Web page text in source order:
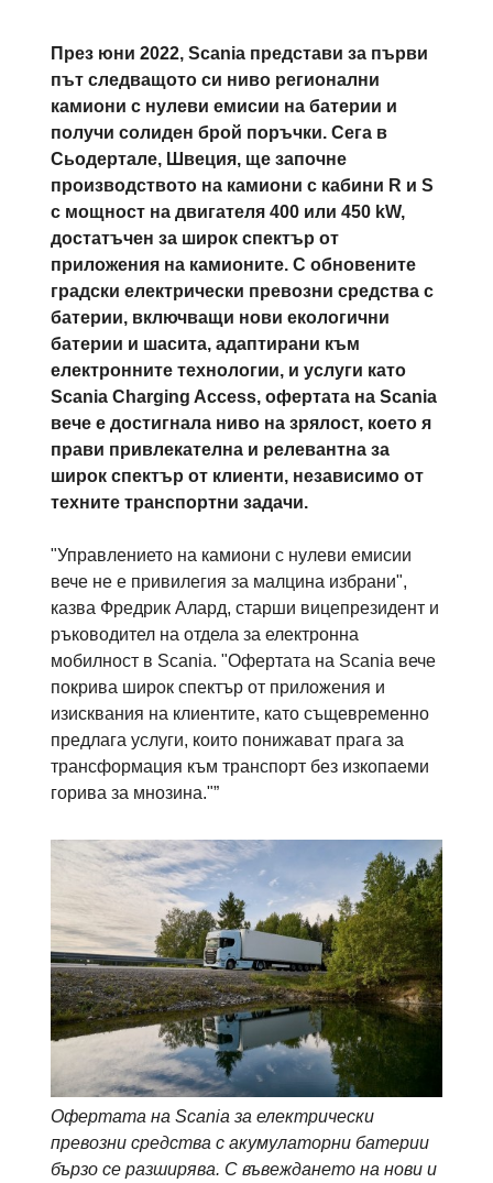
През юни 2022, Scania представи за първи
път следващото си ниво регионални
камиони с нулеви емисии на батерии и
получи солиден брой поръчки. Сега в
Сьодертале, Швеция, ще започне
производството на камиони с кабини R и S
с мощност на двигателя 400 или 450 kW,
достатъчен за широк спектър от
приложения на камионите. С обновените
градски електрически превозни средства с
батерии, включващи нови екологични
батерии и шасита, адаптирани към
електронните технологии, и услуги като
Scania Charging Access, офертата на Scania
вече е достигнала ниво на зрялост, което я
прави привлекателна и релевантна за
широк спектър от клиенти, независимо от
техните транспортни задачи.
"Управлението на камиони с нулеви емисии
вече не е привилегия за малцина избрани",
казва Фредрик Алард, старши вицепрезидент и
ръководител на отдела за електронна
мобилност в Scania. "Офертата на Scania вече
покрива широк спектър от приложения и
изисквания на клиентите, като същевременно
предлага услуги, които понижават прага за
трансформация към транспорт без изкопаеми
горива за мнозина."”
Офертата на Scania за електрически
превозни средства с акумулаторни батерии
бързо се разширява. С въвеждането на нови и